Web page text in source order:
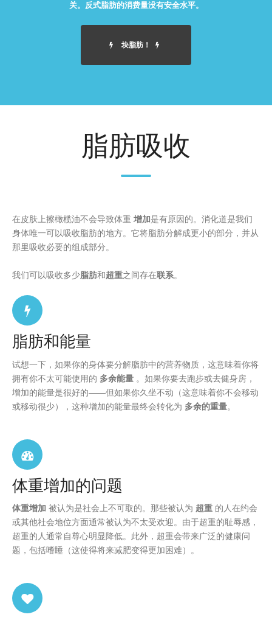
关。反式脂肪的消费量没有安全水平。
块脂肪！
脂肪吸收
在皮肤上擦橄榄油不会导致体重 增加是有原因的。消化道是我们
身体唯一可以吸收脂肪的地方。它将脂肪分解成更小的部分，并从
那里吸收必要的组成部分。
我们可以吸收多少脂肪和超重之间存在联系。
脂肪和能量
试想一下，如果你的身体要分解脂肪中的营养物质，这意味着你将
拥有你不太可能使用的 多余能量 。如果你要去跑步或去健身房，
增加的能量是很好的——但如果你久坐不动（这意味着你不会移动
或移动很少），这种增加的能量最终会转化为 多余的重量。
体重增加的问题
体重增加 被认为是社会上不可取的。那些被认为 超重 的人在约会
或其他社会地位方面通常被认为不太受欢迎。由于超重的耻辱感，
超重的人通常自尊心明显降低。此外，超重会带来广泛的健康问
题，包括嗜睡（这使得将来减肥变得更加困难）。